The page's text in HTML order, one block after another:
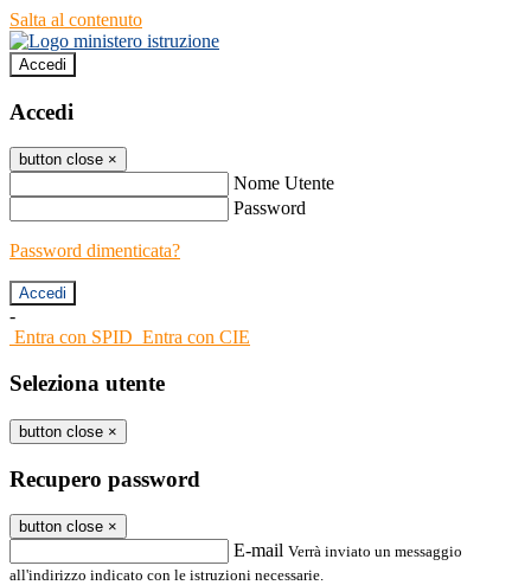
Salta al contenuto
Accedi
Accedi
button close ×
Nome Utente
Password
Password dimenticata?
-
Entra con SPID Entra con CIE
Seleziona utente
button close ×
Recupero password
button close ×
E-mail Verrà inviato un messaggio
all'indirizzo indicato con le istruzioni necessarie.